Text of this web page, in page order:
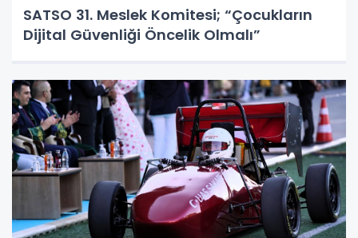
SATSO 31. Meslek Komitesi; “Çocukların
Dijital Güvenliği Öncelik Olmalı”